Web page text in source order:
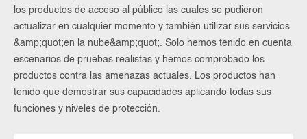
los productos de acceso al público las cuales se pudieron
actualizar en cualquier momento y también utilizar sus servicios
&amp;quot;en la nube&amp;quot;. Solo hemos tenido en cuenta
escenarios de pruebas realistas y hemos comprobado los
productos contra las amenazas actuales. Los productos han
tenido que demostrar sus capacidades aplicando todas sus
funciones y niveles de protección.